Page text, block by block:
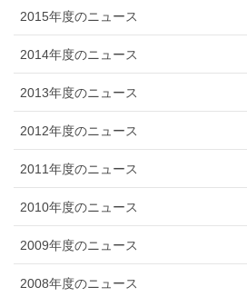
2015年度のニュース
2014年度のニュース
2013年度のニュース
2012年度のニュース
2011年度のニュース
2010年度のニュース
2009年度のニュース
2008年度のニュース